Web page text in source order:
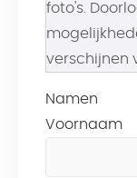
foto's.
verschijnen
Namen
Voornaam